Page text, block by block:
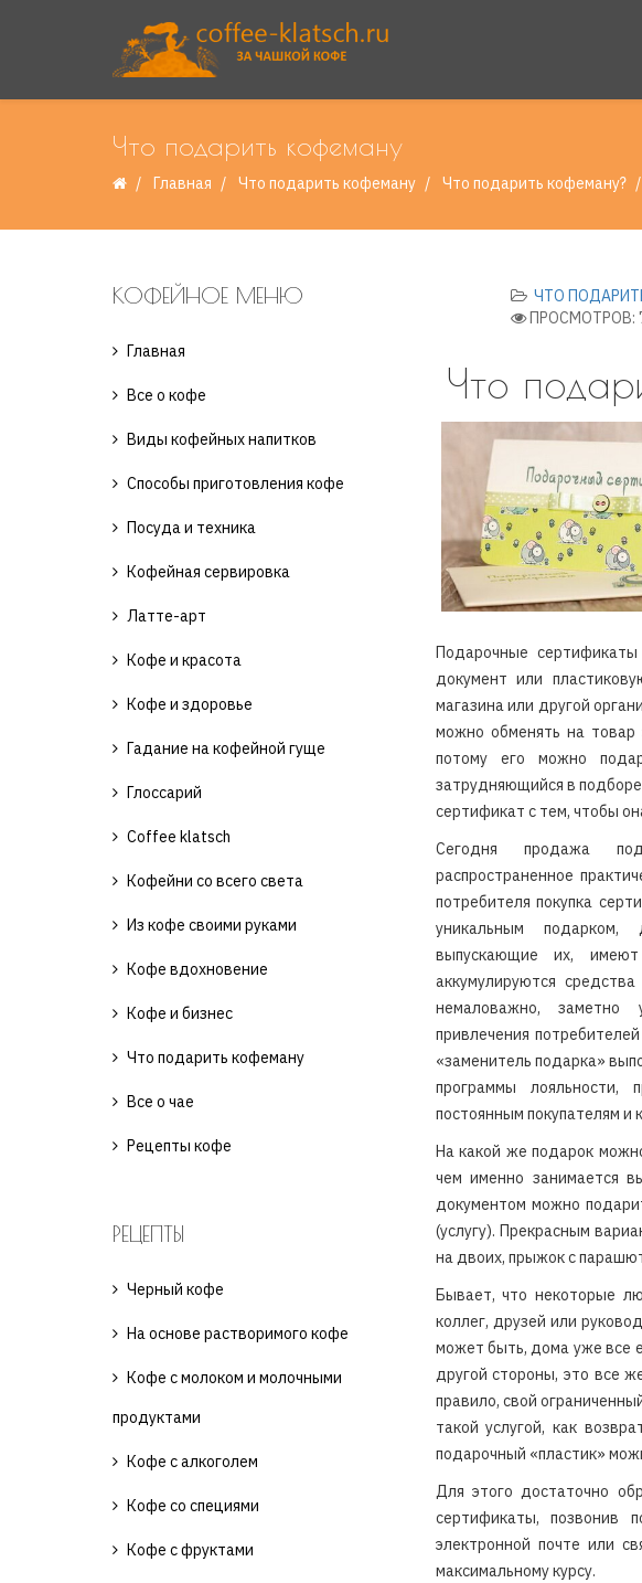
Что подарить кофеману
Главная Что подарить кофеману Что подарить кофеману?
КОФЕЙНОЕ МЕНЮ
Главная
Все о кофе
Виды кофейных напитков
Способы приготовления кофе
Посуда и техника
Кофейная сервировка
Латте-арт
Кофе и красота
Кофе и здоровье
Гадание на кофейной гуще
Глоссарий
Coffee klatsch
Кофейни со всего света
Из кофе своими руками
Кофе вдохновение
Кофе и бизнес
Что подарить кофеману
Все о чае
Рецепты кофе
РЕЦЕПТЫ
Черный кофе
На основе растворимого кофе
Кофе с молоком и молочными
продуктами
Кофе с алкоголем
Кофе со специями
Кофе с фруктами
ЧТО
ПРОСМОТРОВ:
Что
Подарочные
документ или
магазина или другой
можно обменять на
потому его можно
затрудняющийся в
сертификат с тем, чтобы
Сегодня продажа
распространенное
потребителя покупка
уникальным
выпускающие их,
аккумулируются
немаловажно, заметно
привлечения
«заменитель подарка»
программы лояльности,
постоянным покупателям и
На какой же подарок
чем именно занимается
документом можно
(услугу). Прекрасным
на двоих, прыжок с
Бывает, что некоторые
коллег, друзей или
может быть, дома уже все
другой стороны, это все
правило, свой
такой услугой, как
подарочный «пластик»
Для этого достаточно
сертификаты, позвонив
электронной почте или
максимальному курсу.